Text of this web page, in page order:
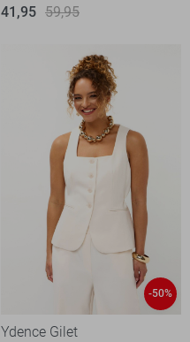
41,95 59,95
-50%
Ydence Gilet